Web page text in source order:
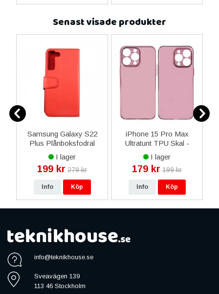
Senast visade produkter
Samsung Galaxy S22
Plus Plånboksfodral
med Extra Kortfack -
Röd
I lager
199 kr 279 kr
Info Köp
iPhone 15 Pro Max
Ultratunt TPU Skal -
Rosé
I lager
179 kr 199 kr
Info Köp
info@teknikhouse.se
Sveavägen 139
113 46 Stockholm